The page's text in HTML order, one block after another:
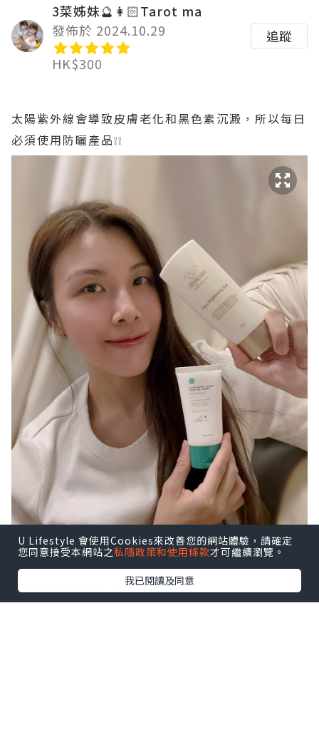
3菜姊妹🔮👩🏻Tarot ma
發佈於 2024.10.29
HK$300
追蹤
太陽紫外線會導致皮膚老化和黑色素沉澱，所以每日
必須使用防曬產品❕❕
《🤍Heynature 魚腥草防曬霜》
U Lifestyle 會使用Cookies來改善您的網站體驗，請確定
您同意接受本網站之私隱政策和使用條款才可繼續瀏覽。
我已閱讀及同意